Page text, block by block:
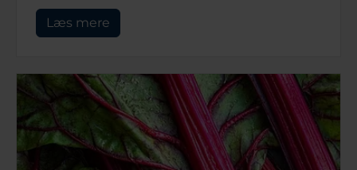
Læs mere